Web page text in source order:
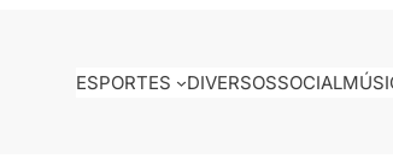
ESPORTES DIVERSOSSOCIAL